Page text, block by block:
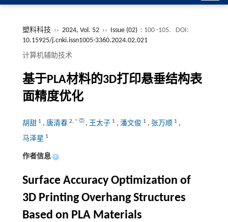
塑料科技 ›› 2024, Vol. 52 ›› Issue (02) : 100 -105.
DOI:
10.15925/j.cnki.issn1005-3360.2024.02.021
计算机辅助技术
基于PLA材料的3D打印悬垂结构表
面精度优化
胡甜 1 , 唐清春 2, * , 王太子 1 , 潘文俊 1 , 张万顺 1 ,
马泽星 1
作者信息 +
Surface Accuracy Optimization of
3D Printing Overhang Structures
Based on PLA Materials